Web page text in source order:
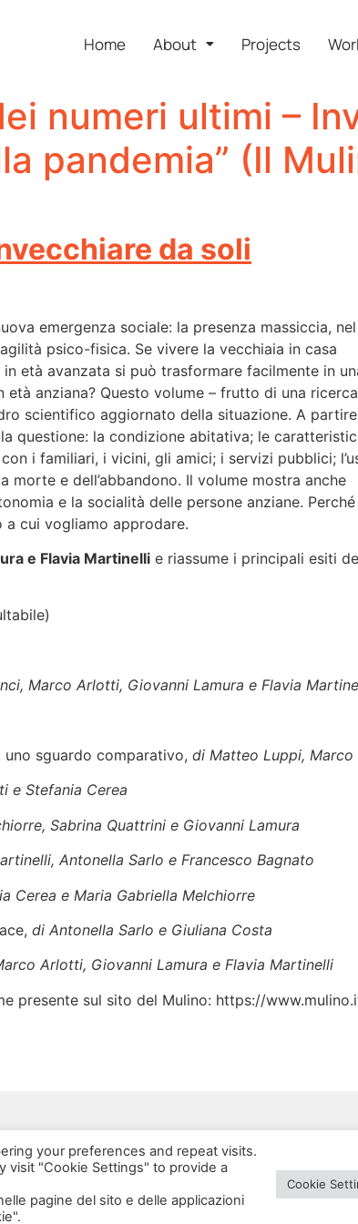
Home About Projects
numeri ultimi –
pandemia” (Il
da soli
emergenza sociale: la presenza massiccia, nel
psico-fisica. Se vivere la vecchiaia in casa
età avanzata si può trasformare facilmente in
anziana? Questo volume – frutto di una ricerca
scientifico aggiornato della situazione. A
questione: la condizione abitativa; le
i familiari, i vicini, gli amici; i servizi pubblici;
e dell’abbandono. Il volume mostra anche
e la socialità delle persone anziane.
cui vogliamo approdare.
e Flavia Martinelli e riassume i principali esiti
Marco Arlotti, Giovanni Lamura e Flavia
sguardo comparativo, di Matteo Luppi,
e Stefania Cerea
Sabrina Quattrini e Giovanni Lamura
Antonella Sarlo e Francesco Bagnato
Cerea e Maria Gabriella Melchiorre
di Antonella Sarlo e Giuliana Costa
Arlotti, Giovanni Lamura e Flavia Martinelli
presente sul sito del Mulino: https://
20133 Milano
your preferences and repeat visits.
visit "Cookie Settings" to provide a
pagine del sito e delle applicazioni
Cookie